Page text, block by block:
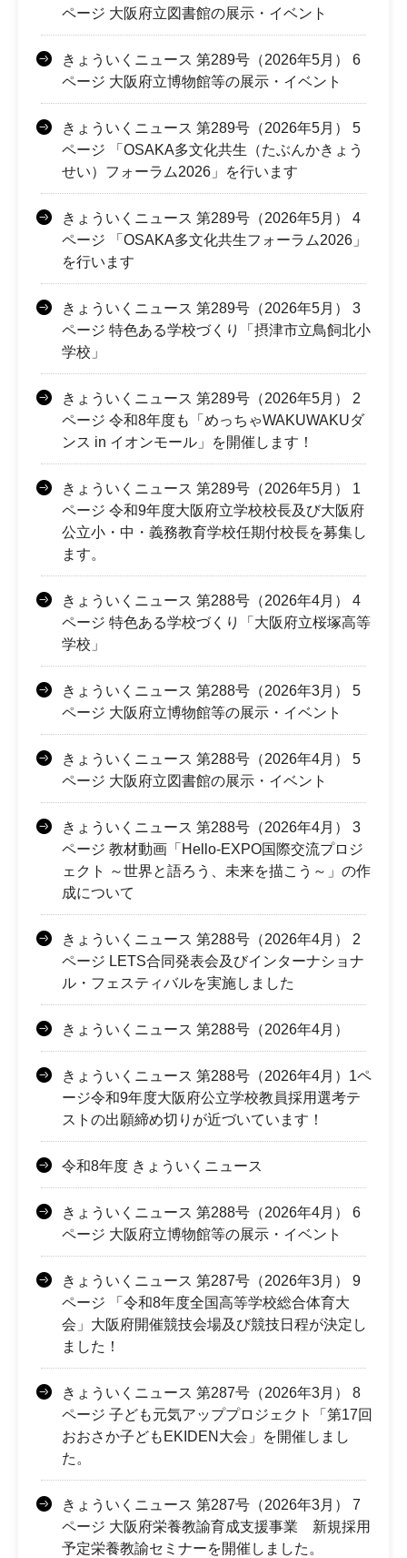
ページ 大阪府立図書館の展示・イベント
きょういくニュース 第289号（2026年5月） 6
ページ 大阪府立博物館等の展示・イベント
きょういくニュース 第289号（2026年5月） 5
ページ 「OSAKA多文化共生（たぶんかきょう
せい）フォーラム2026」を行います
きょういくニュース 第289号（2026年5月） 4
ページ 「OSAKA多文化共生フォーラム2026」
を行います
きょういくニュース 第289号（2026年5月） 3
ページ 特色ある学校づくり「摂津市立鳥飼北小
学校」
きょういくニュース 第289号（2026年5月） 2
ページ 令和8年度も「めっちゃWAKUWAKUダ
ンス in イオンモール」を開催します！
きょういくニュース 第289号（2026年5月） 1
ページ 令和9年度大阪府立学校校長及び大阪府
公立小・中・義務教育学校任期付校長を募集し
ます。
きょういくニュース 第288号（2026年4月） 4
ページ 特色ある学校づくり「大阪府立桜塚高等
学校」
きょういくニュース 第288号（2026年3月） 5
ページ 大阪府立博物館等の展示・イベント
きょういくニュース 第288号（2026年4月） 5
ページ 大阪府立図書館の展示・イベント
きょういくニュース 第288号（2026年4月） 3
ページ 教材動画「Hello-EXPO国際交流プロジ
ェクト ～世界と語ろう、未来を描こう～」の作
成について
きょういくニュース 第288号（2026年4月） 2
ページ LETS合同発表会及びインターナショナ
ル・フェスティバルを実施しました
きょういくニュース 第288号（2026年4月）
きょういくニュース 第288号（2026年4月）1ペ
ージ令和9年度大阪府公立学校教員採用選考テ
ストの出願締め切りが近づいています！
令和8年度 きょういくニュース
きょういくニュース 第288号（2026年4月） 6
ページ 大阪府立博物館等の展示・イベント
きょういくニュース 第287号（2026年3月） 9
ページ 「令和8年度全国高等学校総合体育大
会」大阪府開催競技会場及び競技日程が決定し
ました！
きょういくニュース 第287号（2026年3月） 8
ページ 子ども元気アッププロジェクト「第17回
おおさか子どもEKIDEN大会」を開催しまし
た。
きょういくニュース 第287号（2026年3月） 7
ページ 大阪府栄養教諭育成支援事業 新規採用
予定栄養教諭セミナーを開催しました。